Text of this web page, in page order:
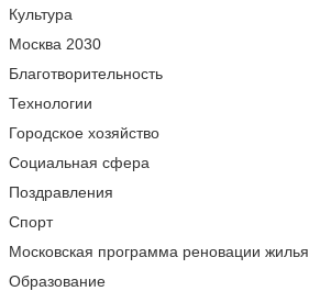
Культура
Москва 2030
Благотворительность
Технологии
Городское хозяйство
Социальная сфера
Поздравления
Спорт
Московская программа реновации жилья
Образование